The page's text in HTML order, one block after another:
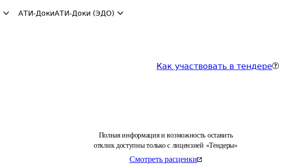
АТИ-ДокиАТИ-Доки (ЭДО)
Как участвовать в тендере
Полная информация и возможность оставить
отклик доступны только с лицензией «Тендеры»
Смотреть расценки